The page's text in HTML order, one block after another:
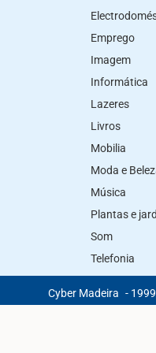
Emprego
Imagem
Informática
Lazeres
Livros
Mobilia
Moda e
Música
Plantas e
Som
Telefonia
Cyber Madeira -